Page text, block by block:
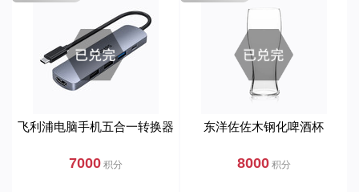
飞利浦电脑手机五合一转换器
7000积分
东洋佐佐木钢化啤酒杯
8000积分